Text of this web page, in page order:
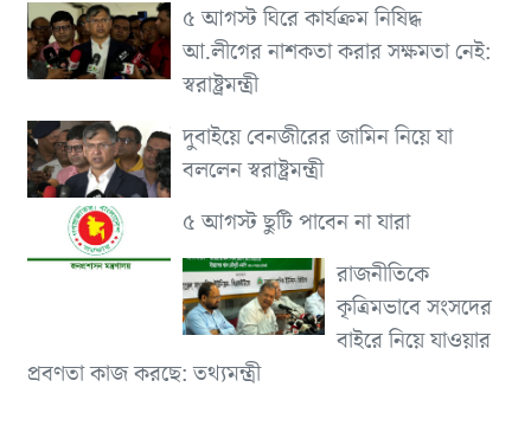
৫ আগস্ট ঘিরে কার্যক্রম নিষিদ্ধ
আ.লীগের নাশকতা করার সক্ষমতা নেই:
স্বরাষ্ট্রমন্ত্রী
দুবাইয়ে বেনজীরের জামিন নিয়ে যা
বললেন স্বরাষ্ট্রমন্ত্রী
৫ আগস্ট ছুটি পাবেন না যারা
রাজনীতিকে
কৃত্রিমভাবে সংসদের
বাইরে নিয়ে যাওয়ার
প্রবণতা কাজ করছে: তথ্যমন্ত্রী